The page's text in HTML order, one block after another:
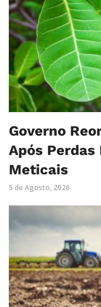
Governo
Após Perdas
Meticais
5 de Agosto, 2026